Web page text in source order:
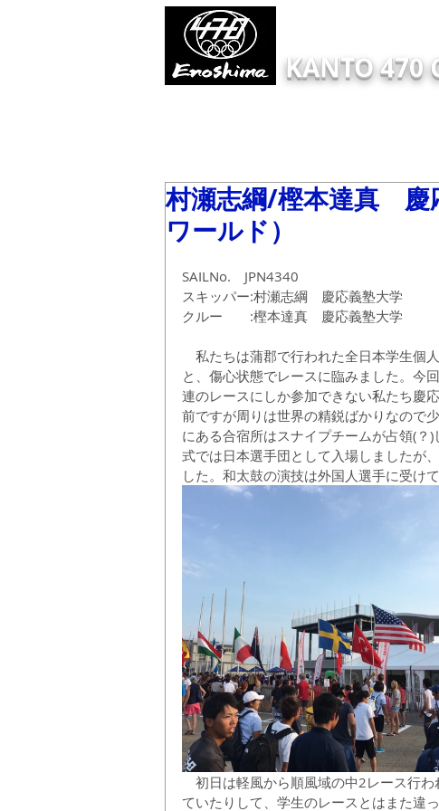
KANTO 470
村瀬志綱/樫本達真 慶
ワールド）
SAILNo.　JPN4340
スキッパー:村瀬志綱　慶応義塾大学
クルー　　:樫本達真　慶応義塾大学
私たちは蒲郡で行われた全日本学生個
と、傷心状態でレースに臨みました。今
連のレースにしか参加できない私たち慶
前ですが周りは世界の精鋭ばかりなので
にある合宿所はスナイプチームが占領(
式では日本選手団として入場しましたが
した。和太鼓の演技は外国人選手に受け
初日は軽風から順風域の中2レース行
ていたりして、学生のレースとはまた違